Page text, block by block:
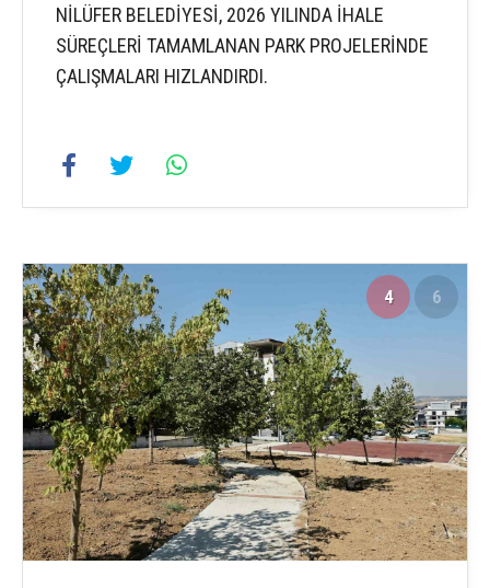
NİLÜFER BELEDİYESİ, 2026 YILINDA İHALE
SÜREÇLERİ TAMAMLANAN PARK PROJELERİNDE
ÇALIŞMALARI HIZLANDIRDI.
4 6